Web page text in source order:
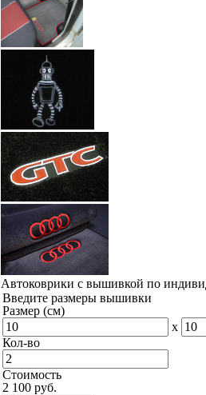
Автоковрики с вышивкой по
Введите размеры вышивки
Размер (см)
x
Кол-во
Стоимость
2 100 руб.